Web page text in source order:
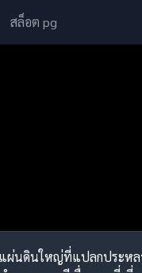
สล็อต pg
ผ่นดินใหญ่ที่แปลกประหล